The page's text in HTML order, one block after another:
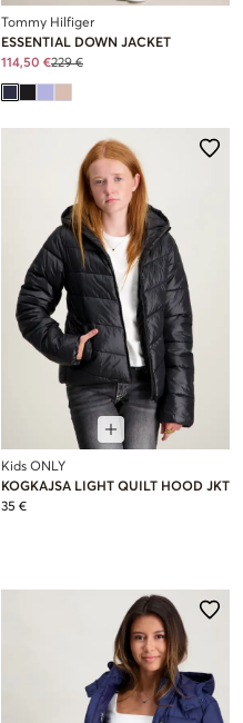
Tommy Hilfiger
ESSENTIAL DOWN JACKET
114,50 €229 €
Kids ONLY
KOGKAJSA LIGHT QUILT HOOD JKT
35 €